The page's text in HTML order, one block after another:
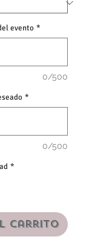
evento *
0/500
*
0/500
*
carrito